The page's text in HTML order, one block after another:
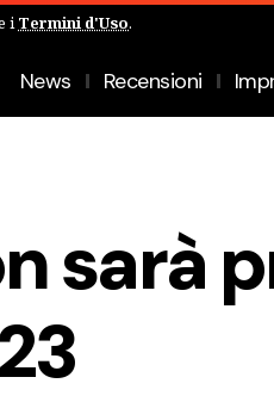
i Termini d'Uso.
News Recensioni
sarà